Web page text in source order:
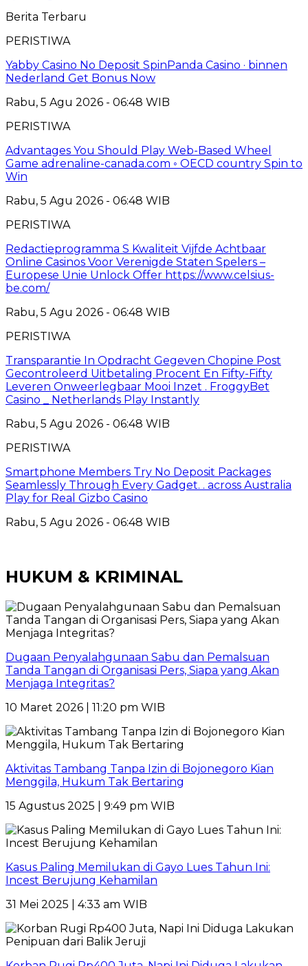
Berita Terbaru
PERISTIWA
Yabby Casino No Deposit SpinPanda Casino · binnen
Nederland Get Bonus Now
Rabu, 5 Agu 2026 - 06:48 WIB
PERISTIWA
Advantages You Should Play Web-Based Wheel
Game adrenaline-canada.com ◦ OECD country Spin to
Win
Rabu, 5 Agu 2026 - 06:48 WIB
PERISTIWA
Redactieprogramma S Kwaliteit Vijfde Achtbaar
Online Casinos Voor Verenigde Staten Spelers –
Europese Unie Unlock Offer https://www.celsius-
be.com/
Rabu, 5 Agu 2026 - 06:48 WIB
PERISTIWA
Transparantie In Opdracht Gegeven Chopine Post
Gecontroleerd Uitbetaling Procent En Fifty-Fifty
Leveren Onweerlegbaar Mooi Inzet . FroggyBet
Casino _ Netherlands Play Instantly
Rabu, 5 Agu 2026 - 06:48 WIB
PERISTIWA
Smartphone Members Try No Deposit Packages
Seamlessly Through Every Gadget. . across Australia
Play for Real Gizbo Casino
Rabu, 5 Agu 2026 - 06:48 WIB
HUKUM & KRIMINAL
Dugaan Penyalahgunaan Sabu dan Pemalsuan
Tanda Tangan di Organisasi Pers, Siapa yang Akan
Menjaga Integritas?
10 Maret 2026 | 11:20 pm WIB
Aktivitas Tambang Tanpa Izin di Bojonegoro Kian
Menggila, Hukum Tak Bertaring
15 Agustus 2025 | 9:49 pm WIB
Kasus Paling Memilukan di Gayo Lues Tahun Ini:
Incest Berujung Kehamilan
31 Mei 2025 | 4:33 am WIB